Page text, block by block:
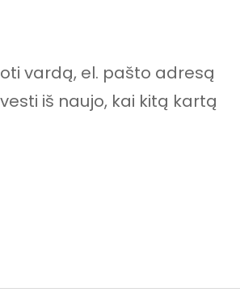
vardą, el. pašto adresą
iš naujo, kai kitą kartą